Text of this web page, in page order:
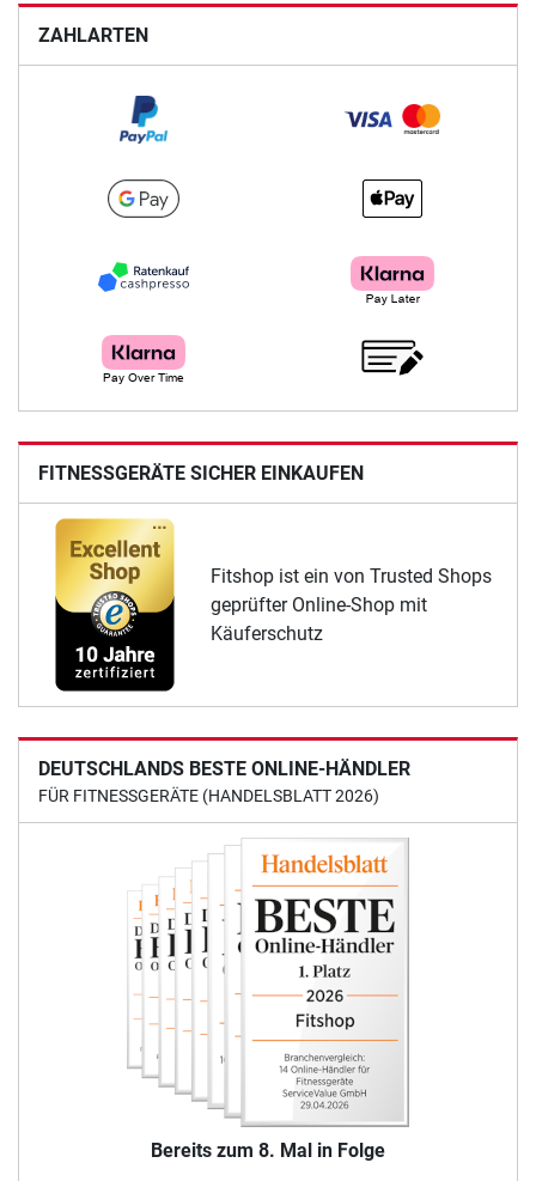
ZAHLARTEN
FITNESSGERÄTE SICHER EINKAUFEN
Fitshop ist ein von Trusted Shops
geprüfter Online-Shop mit
Käuferschutz
DEUTSCHLANDS BESTE ONLINE-HÄNDLER
FÜR FITNESSGERÄTE (HANDELSBLATT 2026)
Bereits zum 8. Mal in Folge